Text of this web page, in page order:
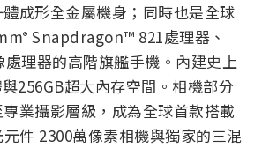
成形全金屬機身；同時也是全球
® Snapdragon™ 821處理器、
理器的高階旗艦手機。內建史上
256GB超大內存空間。相機部分
業攝影層級，成為全球首款搭載
件 2300萬像素相機與獨家的三混